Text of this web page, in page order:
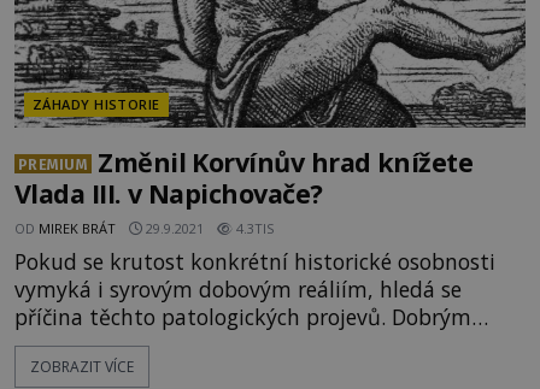
ZÁHADY HISTORIE
PREMIUM
Změnil Korvínův hrad knížete
Vlada III. v Napichovače?
OD MIREK BRÁT 29.9.2021 4.3TIS
Pokud se krutost konkrétní historické osobnosti
vymyká i syrovým dobovým reáliím, hledá se
příčina těchto patologických projevů. Dobrým
příkladem je Vlad III. Dracula, rumunský velmož
z 15. století. Co změnilo povahu mocného knížete,
ZOBRAZIT VÍCE